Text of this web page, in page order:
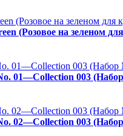
(Розовое на зеленом
01—Collection 003
02—Collection 003